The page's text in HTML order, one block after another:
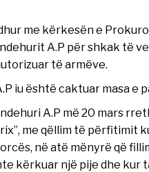
me kërkesën e
A.P për shkak të
të armëve.
iu është caktuar masa e
A.P më 20 mars
me qëllim të përfitimit
në atë mënyrë që
kërkuar një pije dhe